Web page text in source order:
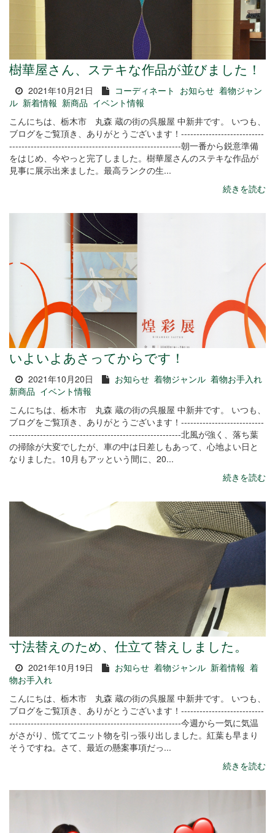
樹華屋さん、ステキな作品が並びました！
2021年10月21日 コーディネート お知らせ 着物ジャン
ル 新着情報 新商品 イベント情報
こんにちは、栃木市 丸森 蔵の街の呉服屋 中新井です。 いつも、
ブログをご覧頂き、ありがとうございます！---------------------------
--------------------------------------------------------朝一番から鋭意準備
をはじめ、今やっと完了しました。樹華屋さんのステキな作品が
見事に展示出来ました。最高ランクの生...
続きを読む
いよいよあさってからです！
2021年10月20日 お知らせ 着物ジャンル 着物お手入れ
新商品 イベント情報
こんにちは、栃木市 丸森 蔵の街の呉服屋 中新井です。 いつも、
ブログをご覧頂き、ありがとうございます！---------------------------
--------------------------------------------------------北風が強く、落ち葉
の掃除が大変でしたが、車の中は日差しもあって、心地よい日と
なりました。10月もアッという間に、20...
続きを読む
寸法替えのため、仕立て替えしました。
2021年10月19日 お知らせ 着物ジャンル 新着情報 着
物お手入れ
こんにちは、栃木市 丸森 蔵の街の呉服屋 中新井です。 いつも、
ブログをご覧頂き、ありがとうございます！---------------------------
--------------------------------------------------------今週から一気に気温
がさがり、慌ててニット物を引っ張り出しました。紅葉も早まり
そうですね。さて、最近の懸案事項だっ...
続きを読む